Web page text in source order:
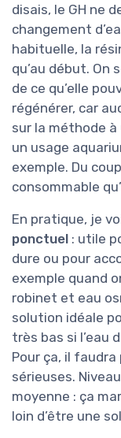
disais, le GH ne
changement
habituelle, la
qu’au début. On
de ce qu’elle
régénérer, car
sur la méthode
un usage
exemple. Du
consommable
En pratique, je
ponctuel : utile
dure ou pour
exemple quand
robinet et eau
solution idéale
très bas si l’eau
Pour ça, il
sérieuses.
moyenne : ça
loin d’être une